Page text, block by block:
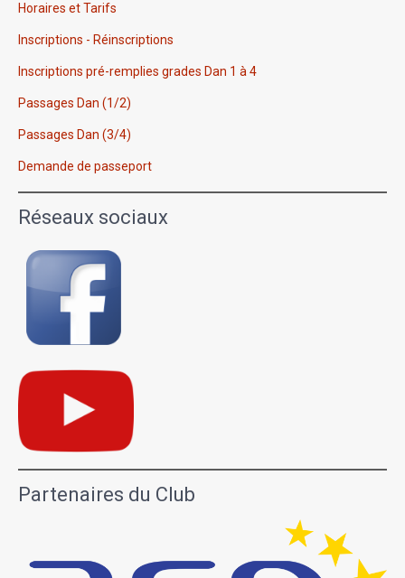
Horaires et Tarifs
Inscriptions - Réinscriptions
Inscriptions pré-remplies grades Dan 1 à 4
Passages Dan (1/2)
Passages Dan (3/4)
Demande de passeport
Réseaux sociaux
Partenaires du Club